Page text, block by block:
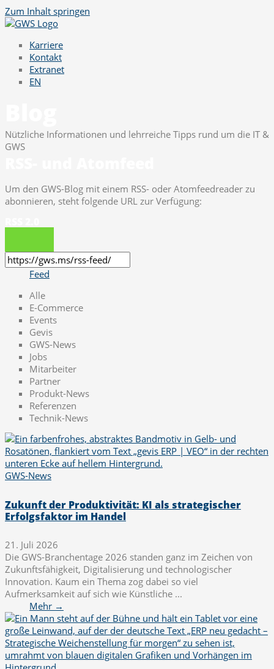
Zum Inhalt springen
Karriere
Kontakt
Extranet
EN
Nützliche Informationen und lehrreiche Tipps rund um die IT &
GWS
Um den GWS-Blog mit einem RSS- oder Atomfeedreader zu
abonnieren, steht folgende URL zur Verfügung:
Feed
Alle
E-Commerce
Events
Gevis
GWS-News
Jobs
Mitarbeiter
Partner
Produkt-News
Referenzen
Technik-News
GWS-News
Zukunft der Produktivität: KI als strategischer
Erfolgsfaktor im Handel
21. Juli 2026
Die GWS-Branchentage 2026 standen ganz im Zeichen von
Zukunftsfähigkeit, Digitalisierung und technologischer
Innovation. Kaum ein Thema zog dabei so viel
Aufmerksamkeit auf sich wie Künstliche ...
Mehr →